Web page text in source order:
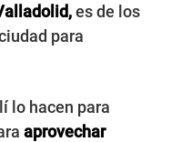
es de los
para
lo hacen para
aprovechar